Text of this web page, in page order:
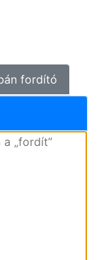
fordító